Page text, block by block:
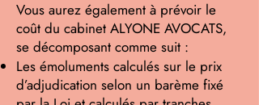
Vous aurez également à prévoir le
coût du cabinet ALYONE AVOCATS,
se décomposant comme suit :
Les émoluments calculés sur le prix
d’adjudication selon un barème fixé